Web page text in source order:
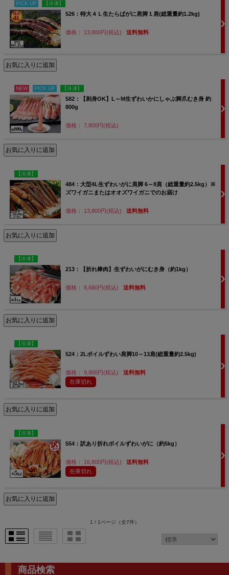
PICK UP 【冷凍】
526：特大４Ｌ生たらばがに肩脚１肩(総重量約1.2kg)
価格： 13,800円(税込) 送料無料
NEW PICK UP 【冷凍】
582：【刺身OK】L～M生ずわいかにしゃぶ脚爪むき身 約
800g
価格： 7,800円(税込)
【冷凍】
484：大型4L生ずわいがに肩脚 6～8肩（総重量約2.5kg）※
ズワイガニまたはオオズワイガニでのお届け
価格： 13,800円(税込) 送料無料
【冷凍】
213：【折れ棒肉】生ずわいがにむき身（約1kg）
価格： 8,680円(税込) 送料無料
【冷凍】
524：2Lボイルずわい肩脚10～13肩(総重量約2.5kg)
価格： 9,800円(税込)
送料無料
在庫切れ
【冷凍】
554：訳あり折れボイルずわいがに（約5kg）
価格： 16,800円(税込)
送料無料
在庫切れ
1 / 1ページ （全7件）
商品検索